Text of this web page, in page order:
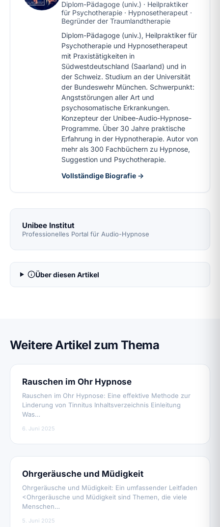
Diplom-Pädagoge (univ.) · Heilpraktiker
für Psychotherapie · Hypnosetherapeut ·
Begründer der Traumlandtherapie
Diplom-Pädagoge (univ.), Heilpraktiker für
Psychotherapie und Hypnosetherapeut
mit Praxistätigkeiten in
Südwestdeutschland (Saarland) und in
der Schweiz. Studium an der Universität
der Bundeswehr München. Schwerpunkt:
Angststörungen aller Art und
psychosomatische Erkrankungen.
Konzepteur der Unibee-Audio-Hypnose-
Programme. Über 30 Jahre praktische
Erfahrung in der Hypnotherapie. Autor von
mehr als 300 Fachbüchern zu Hypnose,
Suggestion und Psychotherapie.
Vollständige Biografie →
Unibee Institut
Professionelles Portal für Audio-Hypnose
Über diesen Artikel
Weitere Artikel zum Thema
Rauschen im Ohr Hypnose
Rauschen im Ohr Hypnose: Eine effektive Methode zur
Linderung von Tinnitus Inhaltsverzeichnis Einleitung
Was…
6. Juni 2025
Ohrgeräusche und Müdigkeit
Ohrgeräusche und Müdigkeit: Ein umfassender Leitfaden
<Ohrgeräusche und Müdigkeit sind Themen, die viele
Menschen…
5. Juni 2025